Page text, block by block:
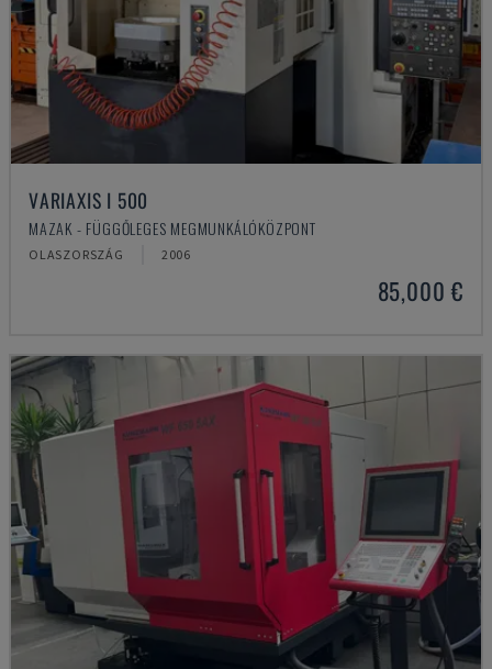
VARIAXIS I 500
MAZAK - FÜGGŐLEGES MEGMUNKÁLÓKÖZPONT
OLASZORSZÁG 2006
85,000 €